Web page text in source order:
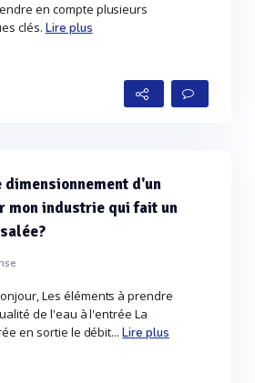
en compte plusieurs
clés. Lire plus
d'un
mon industrie qui fait un
Les éléments à prendre
de l'eau à l'entrée La
en sortie le débit...Lire plus